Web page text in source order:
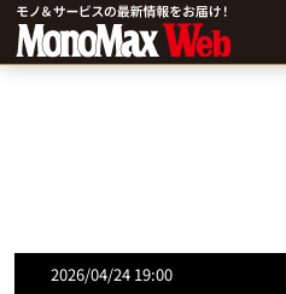
2026/04/24 19:00